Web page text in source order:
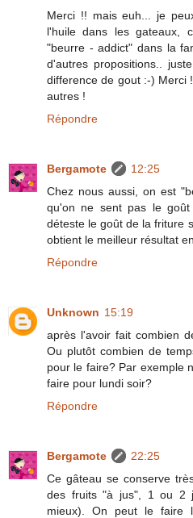
Merci !! mais euh... je
l'huile dans les gateaux,
"beurre - addict" dans la
d'autres propositions..
difference de gout :-) Merci
autres !
Répondre
Bergamote
12:25
Chez nous aussi, on est
qu'on ne sent pas le
déteste le goût de la friture
obtient le meilleur résultat
Répondre
Unknown 15:19
après l'avoir fait combien
Ou plutôt combien de
pour le faire? Par exemple
faire pour lundi soir?
Répondre
Bergamote
22:25
Ce gâteau se conserve
des fruits "à jus", 1 ou 2
mieux). On peut le faire